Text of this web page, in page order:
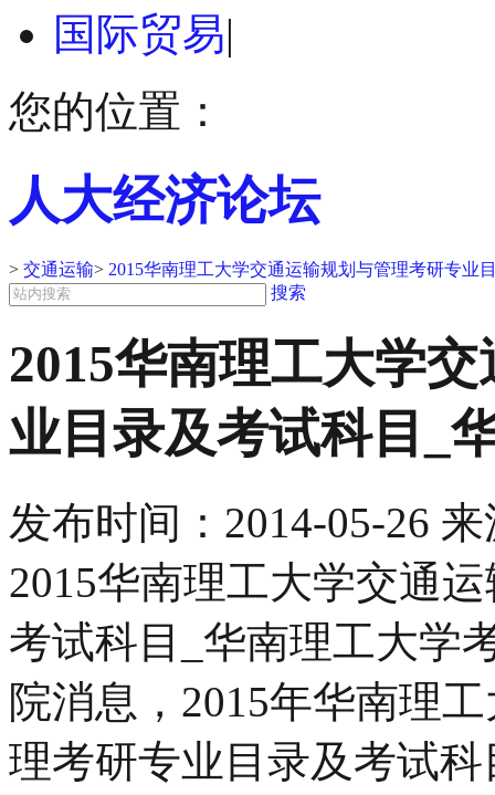
国际贸易|
您的位置：
人大经济论坛
> 交通运输> 2015华南理工大学交通运输规划与管理考研专业
搜索
2015华南理工大学
业目录及考试科目_
发布时间： 2014-05-26 来
2015华南理工大学交通
考试科目_华南理工大学
院消息，2015年华南理
理考研专业目录及考试